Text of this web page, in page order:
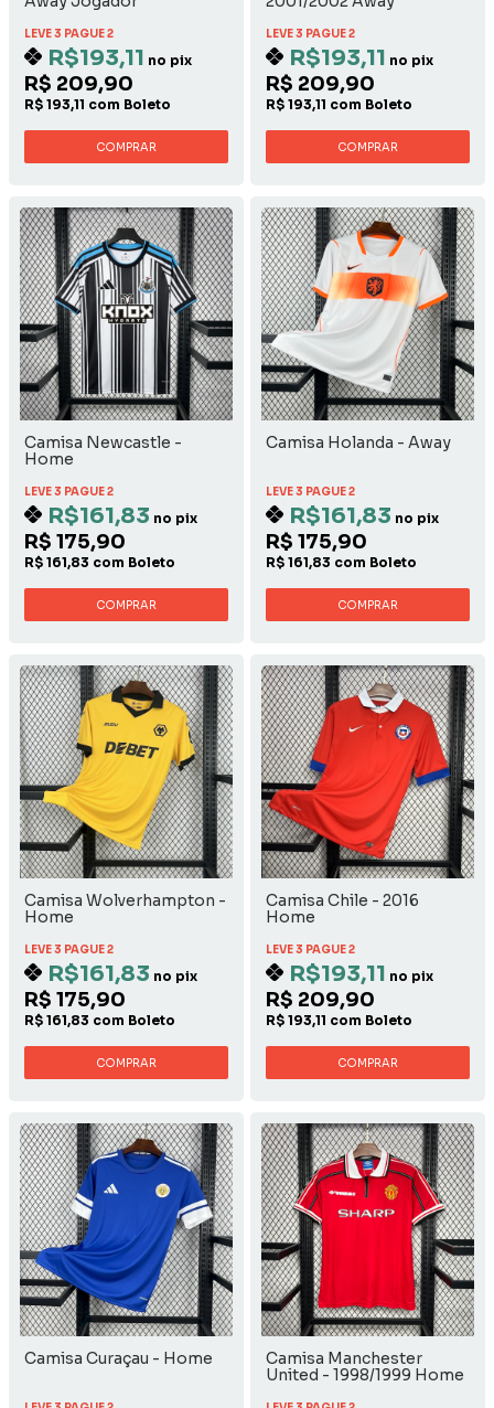
LEVE 3 PAGUE 2
R$193,11 no pix
R$ 209,90
R$ 193,11 com Boleto
COMPRAR
LEVE 3 PAGUE 2
R$193,11 no pix
R$ 209,90
R$ 193,11 com Boleto
COMPRAR
Camisa Newcastle -
Home
LEVE 3 PAGUE 2
R$161,83 no pix
R$ 175,90
R$ 161,83 com Boleto
COMPRAR
Camisa Holanda - Away
LEVE 3 PAGUE 2
R$161,83 no pix
R$ 175,90
R$ 161,83 com Boleto
COMPRAR
Camisa Wolverhampton -
Home
LEVE 3 PAGUE 2
R$161,83 no pix
R$ 175,90
R$ 161,83 com Boleto
COMPRAR
Camisa Chile - 2016
Home
LEVE 3 PAGUE 2
R$193,11 no pix
R$ 209,90
R$ 193,11 com Boleto
COMPRAR
Camisa Curaçau - Home
Camisa Manchester
United - 1998/1999 Home